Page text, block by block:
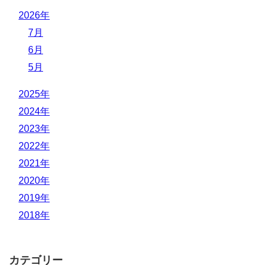
2026年
7月
6月
5月
2025年
2024年
2023年
2022年
2021年
2020年
2019年
2018年
カテゴリー